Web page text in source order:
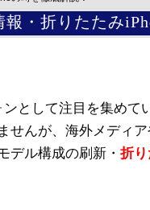
・折りたたみ
として注目を集めて
せんが、海外メディ
デル構成の刷新・ 折